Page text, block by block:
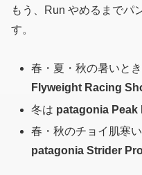
もう、Run やめるまでパ
す。
春・夏・秋の暑いと
Flyweight Racing
冬は patagonia
春・秋のチョイ肌寒
patagonia Strider